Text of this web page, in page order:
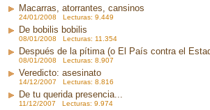
Macarras, atorrantes, cansinos
24/01/2008 Lecturas: 9.449
De bobilis bobilis
08/01/2008 Lecturas: 11.354
Después de la pítima (o El País contra el
08/01/2008 Lecturas: 8.907
Veredicto: asesinato
14/12/2007 Lecturas: 8.816
De tu querida presencia...
11/12/2007 Lecturas: 9.974